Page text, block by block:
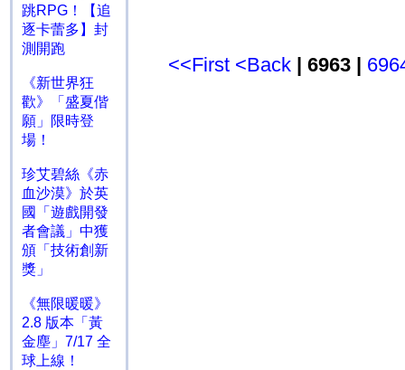
跳RPG！【追
逐卡蕾多】封
測開跑
《新世界狂
歡》「盛夏偕
願」限時登
場！
珍艾碧絲《赤
血沙漠》於英
國「遊戲開發
者會議」中獲
頒「技術創新
獎」
《無限暖暖》
2.8 版本「黃
金塵」7/17 全
球上線！
<<First <Back | 6963 |